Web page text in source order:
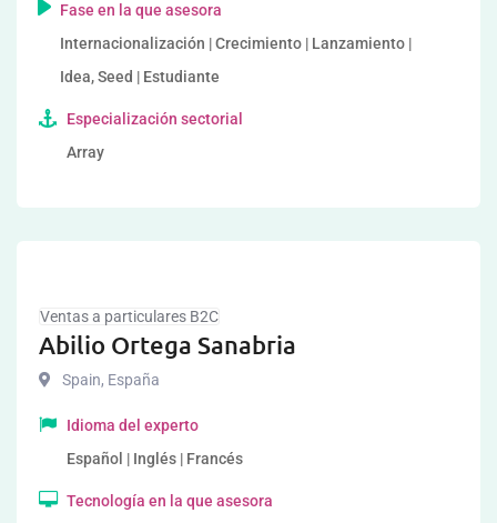
Fase en la que asesora
Internacionalización | Crecimiento | Lanzamiento |
Idea, Seed | Estudiante
Especialización sectorial
Array
Ventas a particulares B2C
Abilio Ortega Sanabria
Spain, España
Idioma del experto
Español | Inglés | Francés
Tecnología en la que asesora